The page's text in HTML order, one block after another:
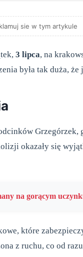
sie w tym artykule
3 lipca, na
była tak duża,
Grzegórzek,
okazały się
na gorącym
które
z ruchu, co od